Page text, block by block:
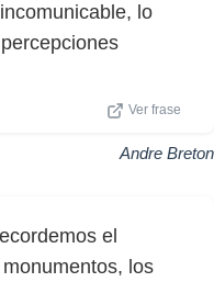
lo
Ver frase
Andre Breton
el
los